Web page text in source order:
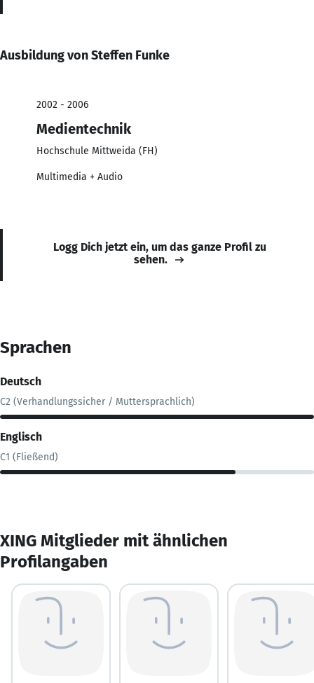
Ausbildung von Steffen Funke
2002 - 2006
Medientechnik
Hochschule Mittweida (FH)
Multimedia + Audio
Logg Dich jetzt ein, um das ganze Profil zu
sehen.
Sprachen
Deutsch
C2 (Verhandlungssicher / Muttersprachlich)
Englisch
C1 (Fließend)
XING Mitglieder mit ähnlichen
Profilangaben